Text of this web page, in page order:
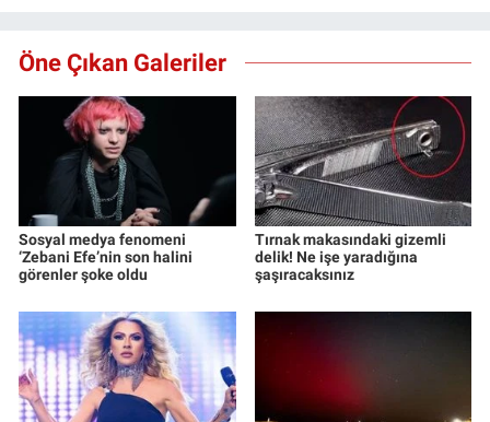
Öne Çıkan Galeriler
Sosyal medya fenomeni
‘Zebani Efe’nin son halini
görenler şoke oldu
Tırnak makasındaki gizemli
delik! Ne işe yaradığına
şaşıracaksınız